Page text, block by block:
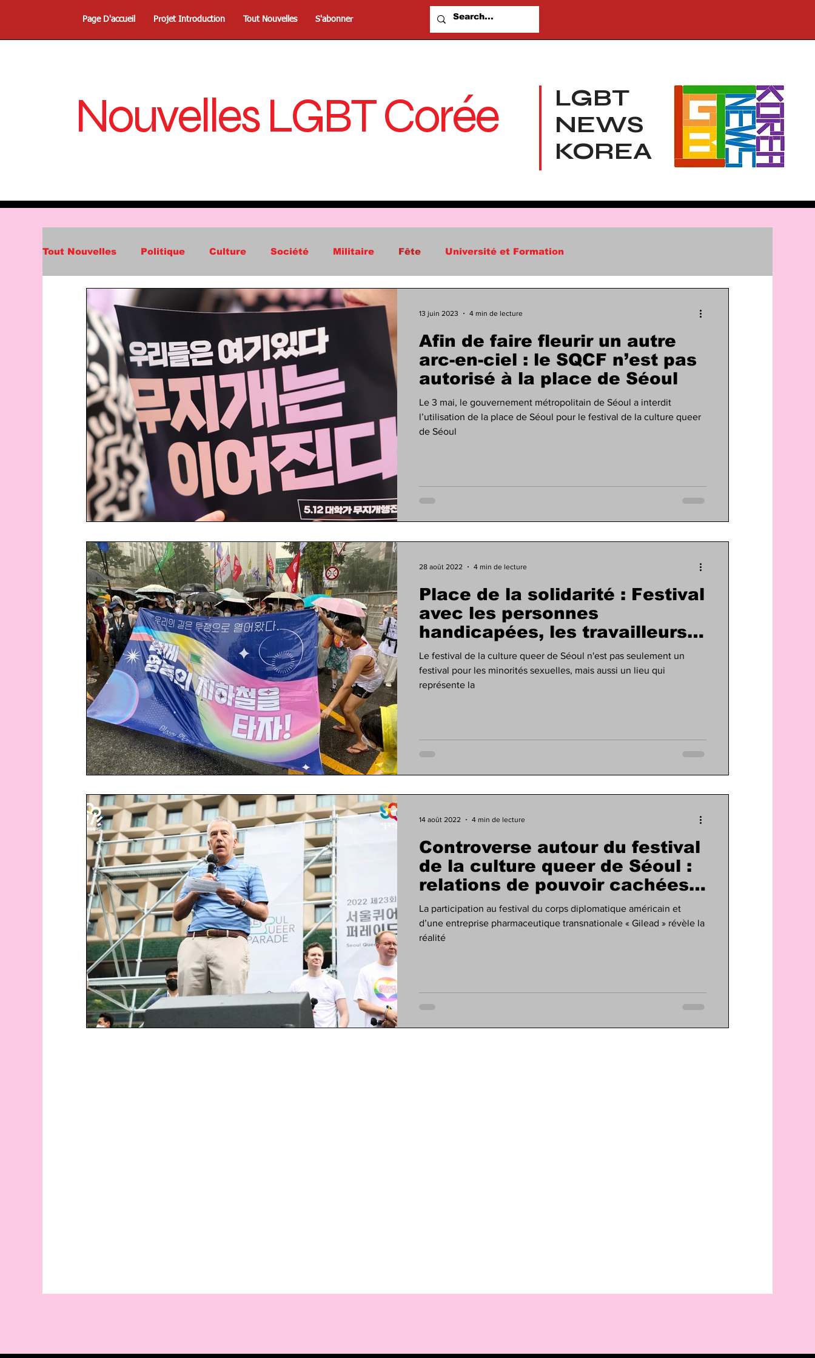
Page D'accueil Projet Introduction Tout Nouvelles S'abonner
Nouvelles LGBT Corée
LGBT
NEWS
KOREA
Tout Nouvelles Politique Culture Société Militaire Fête Université et Formation
Afin de faire fleurir un autre
arc-en-ciel : le SQCF n’est pas
autorisé à la place de Séoul
Le 3 mai, le gouvernement métropolitain de Séoul a interdit
l’utilisation de la place de Séoul pour le festival de la culture queer
de Séoul
13 juin 2023 4 min de lecture
Place de la solidarité : Festival
avec les personnes
handicapées, les travailleurs
et les religieux.
Le festival de la culture queer de Séoul n'est pas seulement un
festival pour les minorités sexuelles, mais aussi un lieu qui
représente la
28 août 2022 4 min de lecture
Controverse autour du festival
de la culture queer de Séoul :
relations de pouvoir cachées
derrière
La participation au festival du corps diplomatique américain et
d’une entreprise pharmaceutique transnationale « Gilead » révèle la
réalité
14 août 2022 4 min de lecture